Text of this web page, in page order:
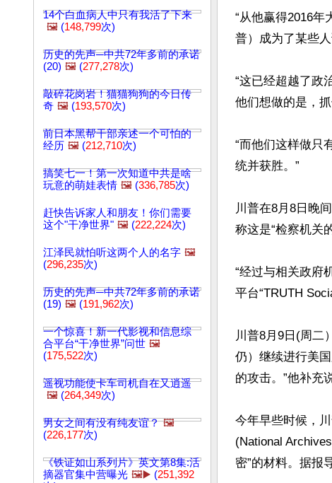
14个白血病人中只有我活了下来
🖼️ (148,799次)
历史的先声─中共72年多前的承诺
(20) 🖼️ (277,278次)
敲碎花岗岩！猫猫狗狗的今日传
奇 🖼️ (193,570次)
前日本黑帮干部亲述一个可怕的
经历 🖼️ (212,710次)
搞笑七一！第一次知道中共是啥
玩意的萌娃表情 🖼️ (336,785次)
赶快告诉家人和朋友！你们需要
这个"干净世界" 🖼️ (222,224次)
江泽民就怕听这两个人的名字 🖼️
(296,235次)
历史的先声─中共72年多前的承诺
(19) 🖼️ (191,962次)
一个惊喜！新一代影视和信息综
合平台“干净世界”问世 🖼️
(175,522次)
遥视功能使卡车司机自在又逍遥
🖼️ (264,349次)
男女之间有没有纯友谊？ 🖼️
(226,177次)
《铁证如山系列片》英文第8集:活
摘器官集中营曝光 🖼️▶️ (251,392
“从他赢得2016年
普）成为了某些
“这已经超越了政
他们想做的是，
“而他们这样做只
统并获胜。”
川普在8月8日晚
称这是“检察机关
“经过与相关政府
平台“TRUTH
川普8月9日(周二
仍）继续进行美
的攻击。”他补充
今年早些时候，
(National
密”的材料。据报